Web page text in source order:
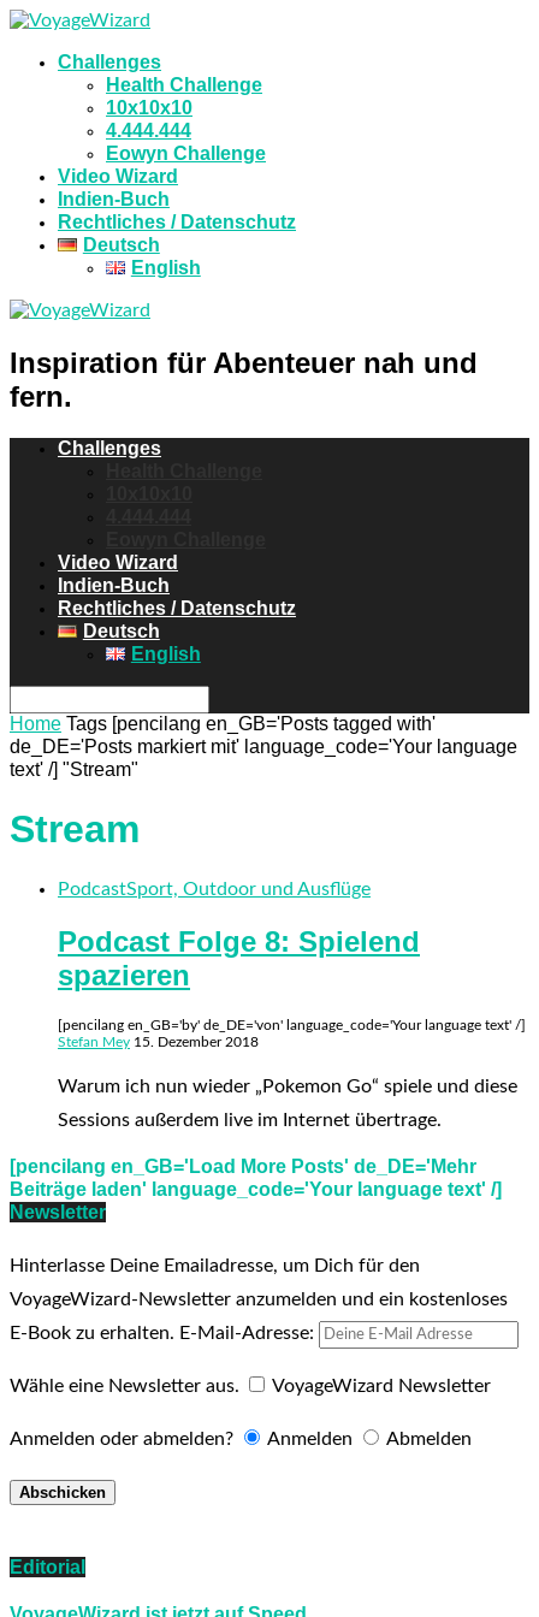
Challenges
Health Challenge
10x10x10
4.444.444
Eowyn Challenge
Video Wizard
Indien-Buch
Rechtliches / Datenschutz
Deutsch
English
Inspiration für Abenteuer nah und
fern.
Challenges
Video Wizard
Indien-Buch
Rechtliches / Datenschutz
Deutsch
English
Home Tags [pencilang en_GB='Posts tagged with'
de_DE='Posts markiert mit' language_code='Your language
text' /] "Stream"
Stream
PodcastSport, Outdoor und Ausflüge
Podcast Folge 8: Spielend
spazieren
[pencilang en_GB='by' de_DE='von' language_code='Your language text' /]
Stefan Mey 15. Dezember 2018
Warum ich nun wieder „Pokemon Go“ spiele und diese
Sessions außerdem live im Internet übertrage.
[pencilang en_GB='Load More Posts' de_DE='Mehr
Beiträge laden' language_code='Your language text' /]
Newsletter
Hinterlasse Deine Emailadresse, um Dich für den
VoyageWizard-Newsletter anzumelden und ein kostenloses
E-Book zu erhalten. E-Mail-Adresse:
Wähle eine Newsletter aus. VoyageWizard Newsletter
Anmelden oder abmelden? Anmelden Abmelden
Editorial